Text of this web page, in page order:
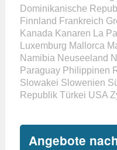
Dominikanische
Finnland Frankreich
Kanada Kanaren La
Luxemburg Mallorca
Namibia Neuseeland
Paraguay Philippinen
Slowakei Slowenien
Republik Türkei USA
Angebote